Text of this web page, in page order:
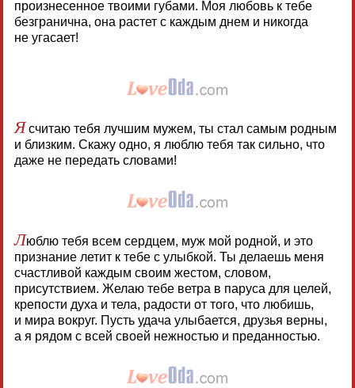
произнесенное твоими губами. Моя любовь к тебе
безгранична, она растет с каждым днем и никогда
не угасает!
Ясчитаю тебя лучшим мужем, ты стал самым родным
и близким. Скажу одно, я люблю тебя так сильно, что
даже не передать словами!
Люблю тебя всем сердцем, муж мой родной, и это
признание летит к тебе с улыбкой. Ты делаешь меня
счастливой каждым своим жестом, словом,
присутствием. Желаю тебе ветра в паруса для целей,
крепости духа и тела, радости от того, что любишь,
и мира вокруг. Пусть удача улыбается, друзья верны,
а я рядом с всей своей нежностью и преданностью.